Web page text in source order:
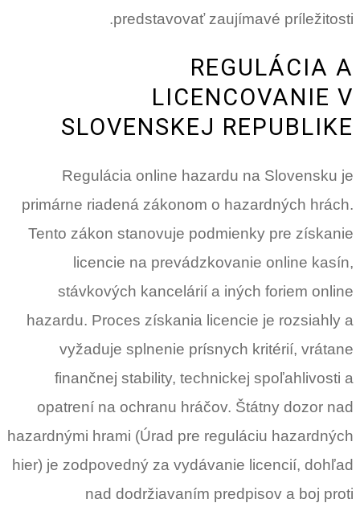
predstavovať zaujímavé príležitosti.
REGULÁCIA A
LICENCOVANIE V
SLOVENSKEJ REPUBLIKE
Regulácia online hazardu na Slovensku je
primárne riadená zákonom o hazardných hrách.
Tento zákon stanovuje podmienky pre získanie
licencie na prevádzkovanie online kasín,
stávkových kancelárií a iných foriem online
hazardu. Proces získania licencie je rozsiahly a
vyžaduje splnenie prísnych kritérií, vrátane
finančnej stability, technickej spoľahlivosti a
opatrení na ochranu hráčov. Štátny dozor nad
hazardnými hrami (Úrad pre reguláciu hazardných
hier) je zodpovedný za vydávanie licencií, dohľad
nad dodržiavaním predpisov a boj proti